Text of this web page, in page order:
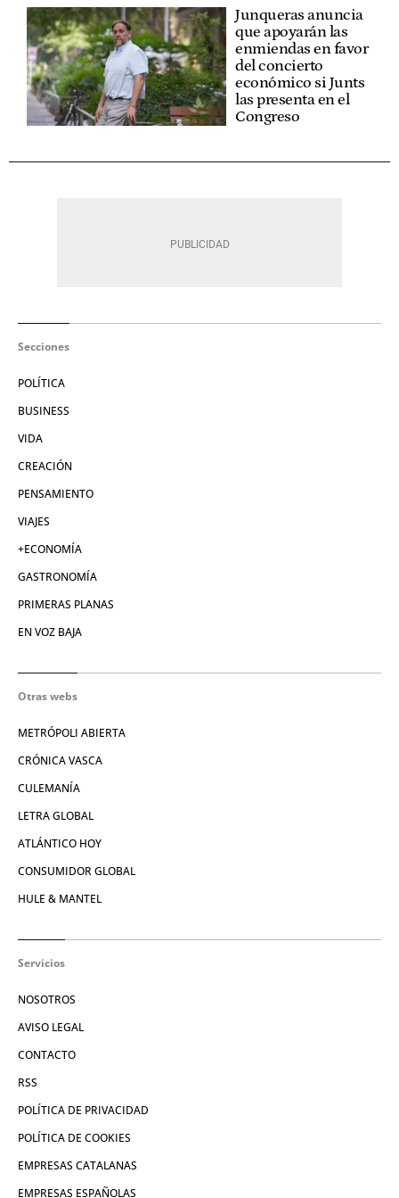
Junqueras anuncia
que apoyarán las
enmiendas en favor
del concierto
económico si Junts
las presenta en el
Congreso
Secciones
POLÍTICA
BUSINESS
VIDA
CREACIÓN
PENSAMIENTO
VIAJES
+ECONOMÍA
GASTRONOMÍA
PRIMERAS PLANAS
EN VOZ BAJA
Otras webs
METRÓPOLI ABIERTA
CRÓNICA VASCA
CULEMANÍA
LETRA GLOBAL
ATLÁNTICO HOY
CONSUMIDOR GLOBAL
HULE & MANTEL
Servicios
NOSOTROS
AVISO LEGAL
CONTACTO
RSS
POLÍTICA DE PRIVACIDAD
POLÍTICA DE COOKIES
EMPRESAS CATALANAS
EMPRESAS ESPAÑOLAS